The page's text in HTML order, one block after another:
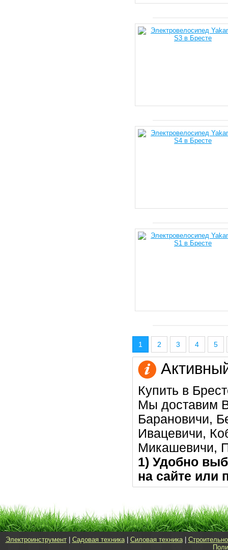
1 2 3 4 5
Купить в
Мы доставим
Барановичи,
Ивацевичи,
Микашевичи,
1) Удобно
на сайте или
Электроинструмент| Садовая техника| Силовая техника|